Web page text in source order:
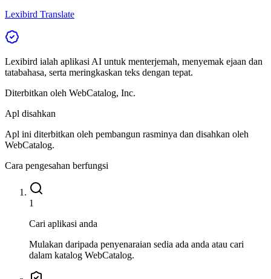
Lexibird Translate
Lexibird ialah aplikasi AI untuk menterjemah, menyemak ejaan dan
tatabahasa, serta meringkaskan teks dengan tepat.
Diterbitkan oleh WebCatalog, Inc.
Apl disahkan
Apl ini diterbitkan oleh pembangun rasminya dan disahkan oleh
WebCatalog.
Cara pengesahan berfungsi
1
Cari aplikasi anda
Mulakan daripada penyenaraian sedia ada anda atau cari
dalam katalog WebCatalog.